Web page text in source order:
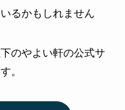
るかもしれません
のやよい軒の公式サ
。